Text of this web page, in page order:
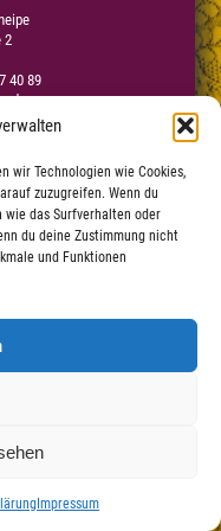
wir Technologien wie Cookies,
zuzugreifen. Wenn du
wie das Surfverhalten oder
du deine Zustimmung nicht
und Funktionen
Impressum
2
40 89
|